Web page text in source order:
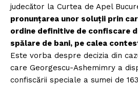
judecător la Curtea de Apel
pronunțarea unor soluții prin
ordine definitive de confiscare
spălare de bani, pe calea
Este vorba despre decizia din
care Georgescu-Ashemimry a
confiscării speciale a sumei de